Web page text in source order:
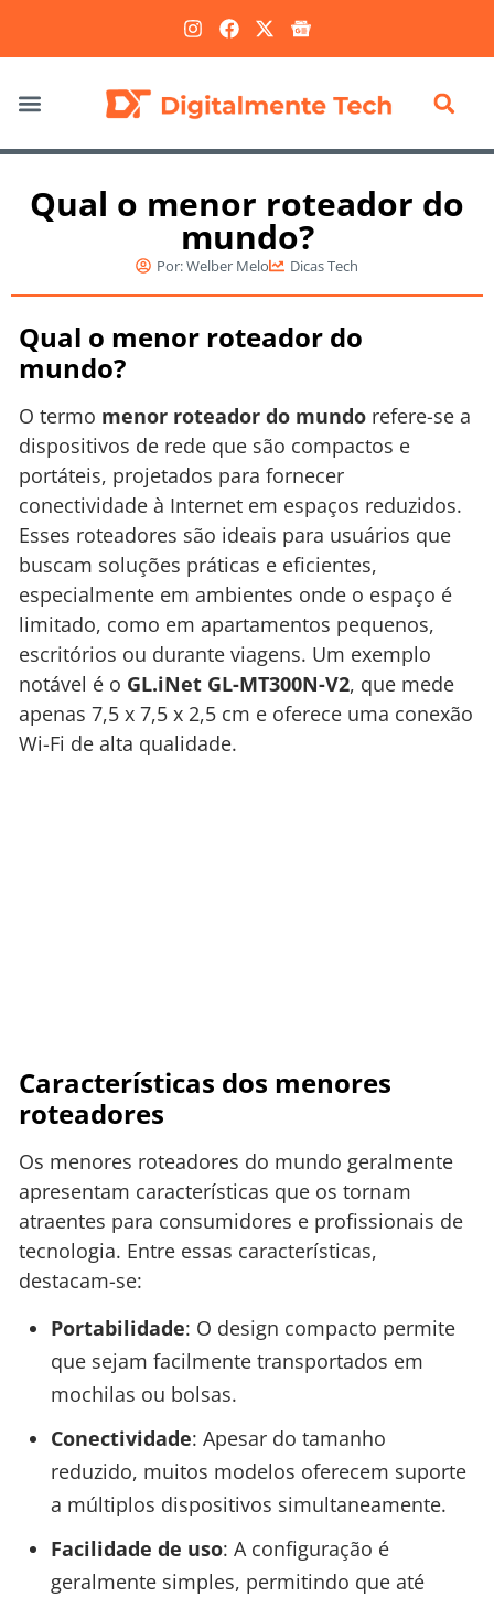
Qual o menor roteador do
mundo?
Por:Welber Melo Dicas Tech
Qual o menor roteador do
mundo?
O termo menor roteador do mundo refere-se a
dispositivos de rede que são compactos e
portáteis, projetados para fornecer
conectividade à Internet em espaços reduzidos.
Esses roteadores são ideais para usuários que
buscam soluções práticas e eficientes,
especialmente em ambientes onde o espaço é
limitado, como em apartamentos pequenos,
escritórios ou durante viagens. Um exemplo
notável é o GL.iNet GL-MT300N-V2, que mede
apenas 7,5 x 7,5 x 2,5 cm e oferece uma conexão
Wi-Fi de alta qualidade.
Características dos menores
roteadores
Os menores roteadores do mundo geralmente
apresentam características que os tornam
atraentes para consumidores e profissionais de
tecnologia. Entre essas características,
destacam-se:
Portabilidade: O design compacto permite
que sejam facilmente transportados em
mochilas ou bolsas.
Conectividade: Apesar do tamanho
reduzido, muitos modelos oferecem suporte
a múltiplos dispositivos simultaneamente.
Facilidade de uso: A configuração é
geralmente simples, permitindo que até